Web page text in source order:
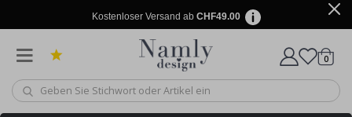
Kostenloser Versand ab CHF49.00
Wagen
0